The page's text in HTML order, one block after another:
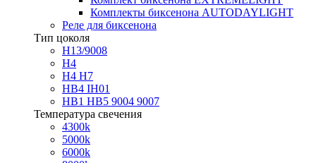
Комплекты биксенона AUTODAYLIGHT
Реле для биксенона
Тип цоколя
H13/9008
H4
H4 H7
HB4 IH01
HB1 HB5 9004 9007
Температура свечения
4300k
5000k
6000k